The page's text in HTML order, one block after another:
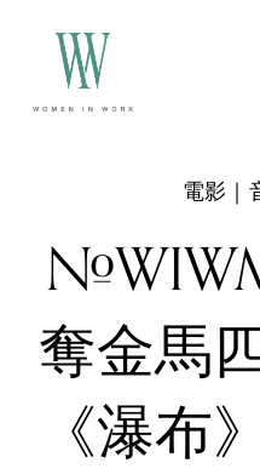
奪金馬
《瀑布
電影｜